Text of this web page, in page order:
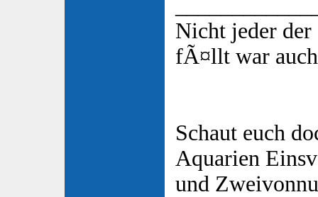
Nicht jeder der
fÃ¤llt war
Schaut euch
Aquarien
und